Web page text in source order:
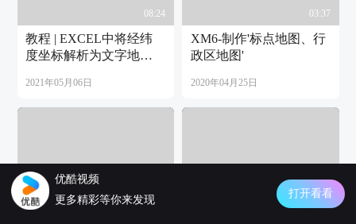
08:24
教程 | EXCEL中将经纬
度坐标解析为文字地
2021年05月06日
03:37
XM6-制作'标点地图、行
政区地图'
2020年04月25日
XM5-沿道路周边范围下
03:57
XM1.1-按行政区范围下
优酷视频
更多精彩等你来发现
打开看看